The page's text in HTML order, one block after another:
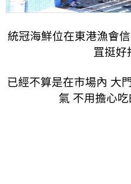
統冠海鮮位在東港漁會
罝挺好
已經不算是在市場內 大
氣 不用擔心